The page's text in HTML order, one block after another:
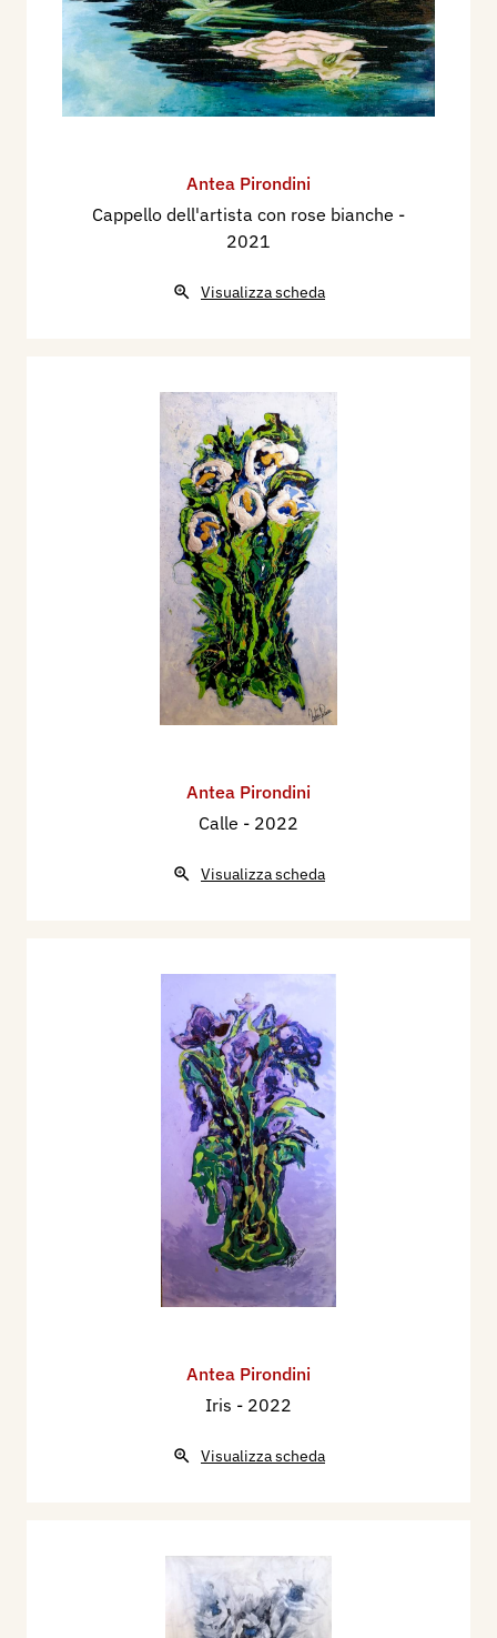
Antea Pirondini
Cappello dell'artista con rose bianche -
2021
Visualizza scheda
Antea Pirondini
Calle - 2022
Visualizza scheda
Antea Pirondini
Iris - 2022
Visualizza scheda